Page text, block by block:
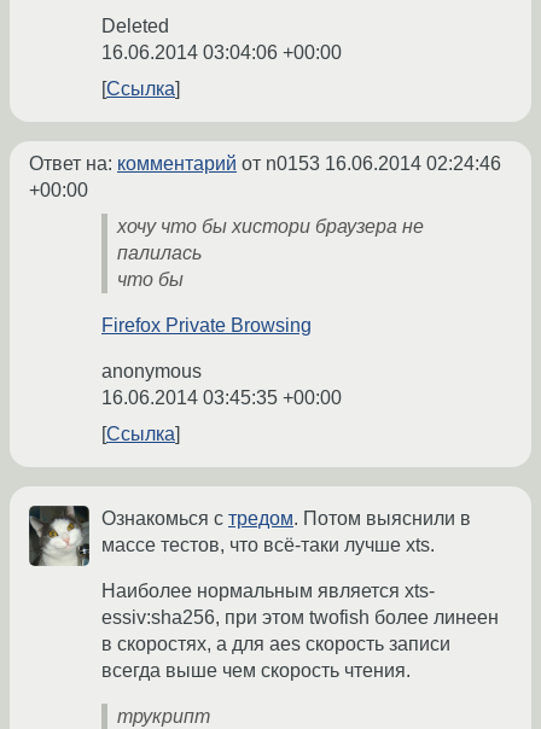
Deleted
16.06.2014 03:04:06 +00:00
Ссылка
Ответ на: комментарий от n0153 16.06.2014 02:24:46
+00:00
хочу что бы хистори браузера не
палилась
что бы
Firefox Private Browsing
anonymous
16.06.2014 03:45:35 +00:00
Ссылка
Ознакомься с тредом. Потом выяснили в
массе тестов, что всё-таки лучше xts.
Наиболее нормальным является xts-
essiv:sha256, при этом twofish более линеен
в скоростях, а для aes скорость записи
всегда выше чем скорость чтения.
трукрипт